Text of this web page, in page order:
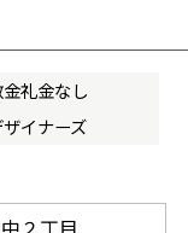
金礼金なし
ザイナーズ
２丁目